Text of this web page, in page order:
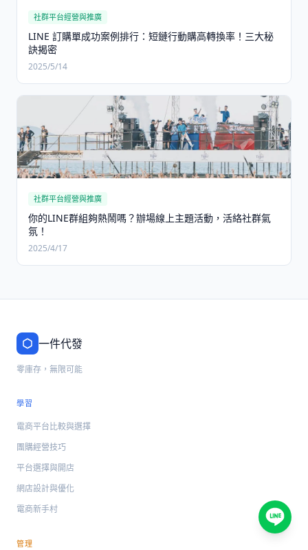
社群平台經營與推廣
LINE 訂購單成功案例排行：短鏈行動購高轉換率！三大秘
訣揭密
2025/5/14
社群平台經營與推廣
你的LINE群組夠熱鬧嗎？辦場線上主題活動，活絡社群氣
氛！
2025/4/17
一件代發
零庫存，無限可能
學習
電商平台比較與選擇
團購經營技巧
平台選擇與開店
網店設計與優化
電商新手村
管理